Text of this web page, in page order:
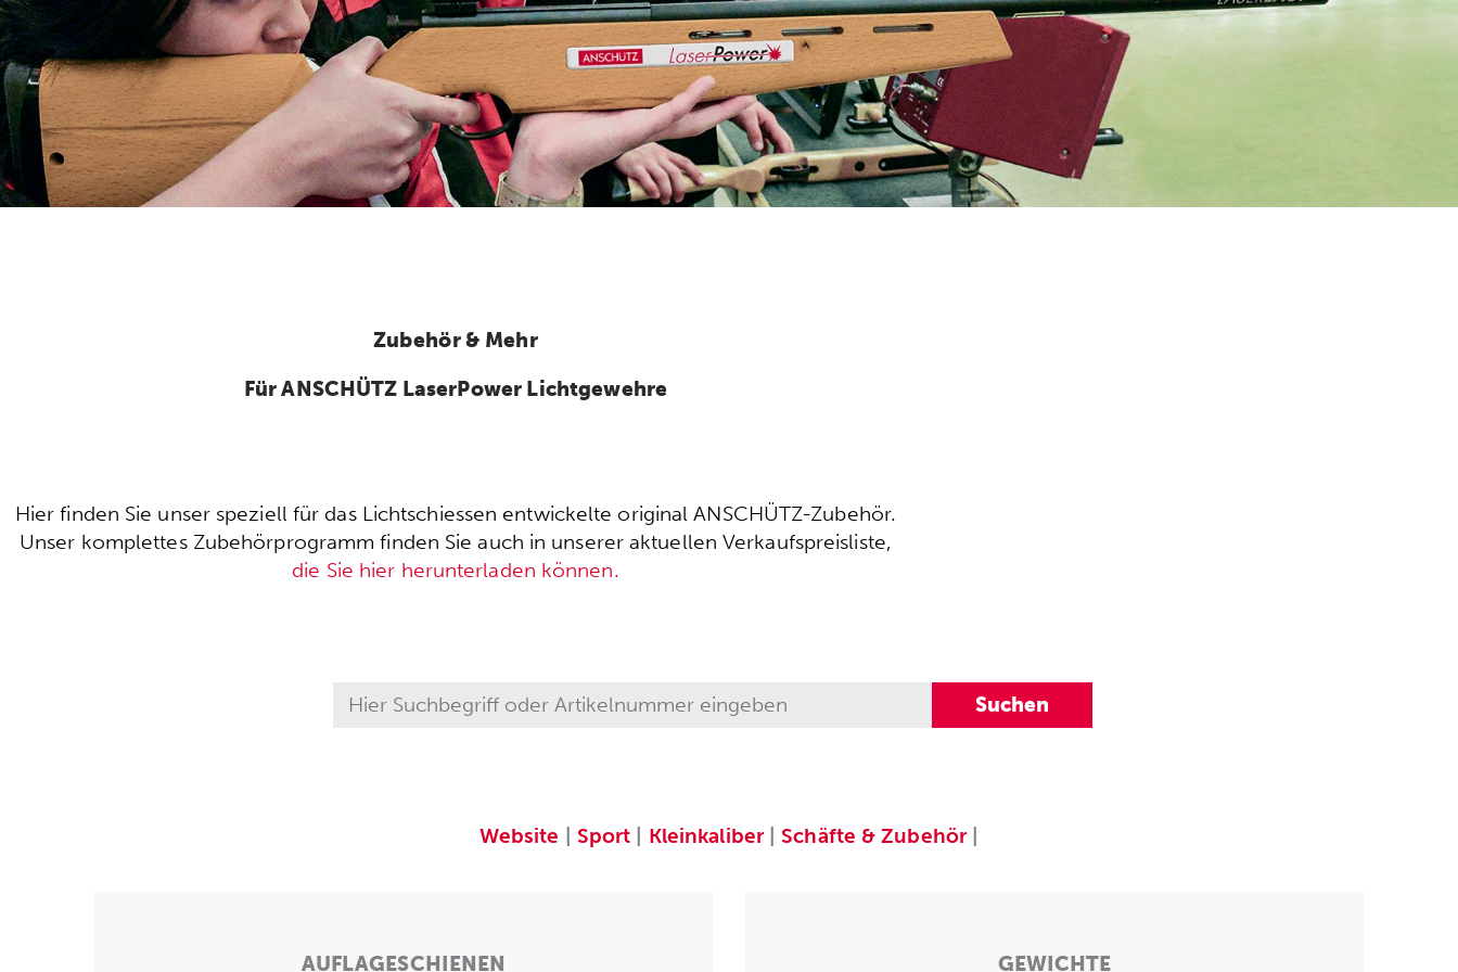
Zubehör & Mehr
Für ANSCHÜTZ LaserPower Lichtgewehre
Hier finden Sie unser speziell für das Lichtschiessen entwickelte original ANSCHÜTZ-Zubehör.
Unser komplettes Zubehörprogramm finden Sie auch in unserer aktuellen Verkaufspreisliste,
die Sie hier herunterladen können.
Website Sport Kleinkaliber|Schäfte & Zubehör|
AUFLAGESCHIENEN GEWICHTE